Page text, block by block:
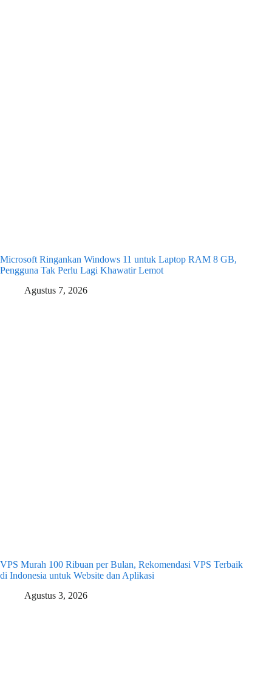
Microsoft Ringankan Windows 11 untuk Laptop RAM 8 GB,
Pengguna Tak Perlu Lagi Khawatir Lemot
Agustus 7, 2026
VPS Murah 100 Ribuan per Bulan, Rekomendasi VPS Terbaik
di Indonesia untuk Website dan Aplikasi
Agustus 3, 2026